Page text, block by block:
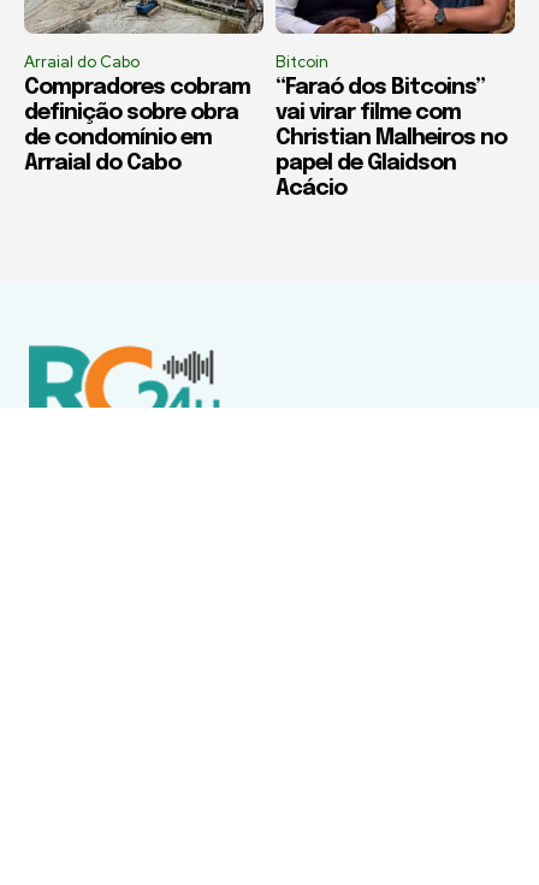
Arraial do Cabo
Compradores cobram
definição sobre obra
de condomínio em
Arraial do Cabo
Bitcoin
“Faraó dos Bitcoins”
vai virar filme com
Christian Malheiros no
papel de Glaidson
Acácio